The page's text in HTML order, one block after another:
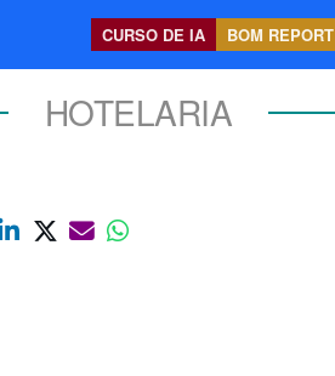
CURSO DE IA BOM REPORT
HOTELARIA